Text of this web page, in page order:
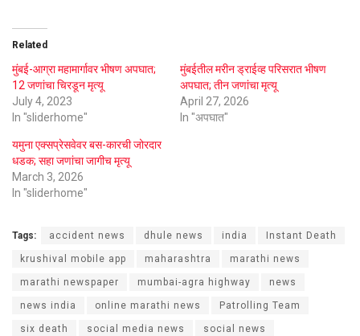
Related
मुंबई-आग्रा महामार्गावर भीषण अपघात;
12 जणांचा चिरडून मृत्यू
July 4, 2023
In "sliderhome"
मुंबईतील मरीन ड्राईव्ह परिसरात भीषण
अपघात; तीन जणांचा मृत्यू
April 27, 2026
In "अपघात"
यमुना एक्सप्रेसवेवर बस-कारची जोरदार
धडक; सहा जणांचा जागीच मृत्यू
March 3, 2026
In "sliderhome"
Tags: accident news dhule news india Instant Death
krushival mobile app maharashtra marathi news
marathi newspaper mumbai-agra highway news
news india online marathi news Patrolling Team
six death social media news social news